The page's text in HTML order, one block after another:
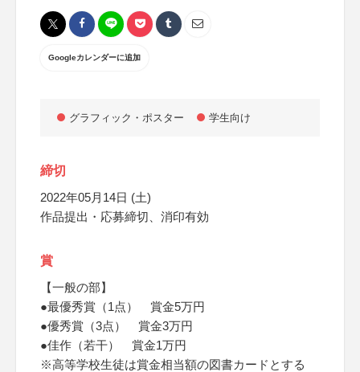
Googleカレンダーに追加
グラフィック・ポスター 学生向け
締切
2022年05月14日 (土)
作品提出・応募締切、消印有効
賞
【一般の部】
●最優秀賞（1点） 賞金5万円
●優秀賞（3点） 賞金3万円
●佳作（若干） 賞金1万円
※高等学校生徒は賞金相当額の図書カードとする